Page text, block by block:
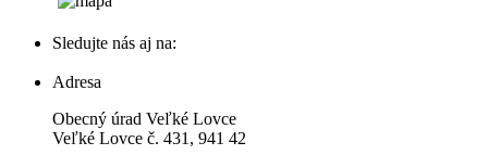
Sledujte nás aj na:
Adresa
Obecný úrad Veľké Lovce
Veľké Lovce č. 431, 941 42